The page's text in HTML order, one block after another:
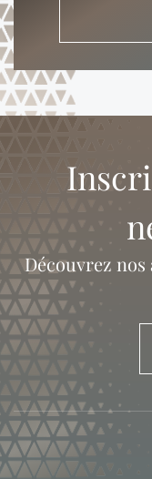
Découvrez nos